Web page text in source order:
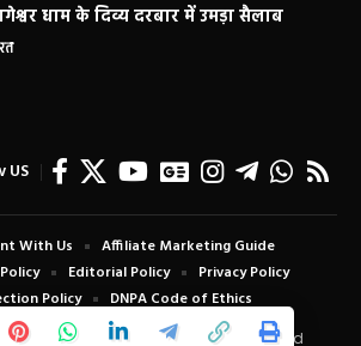
धाम के दिव्य दरबार में उमड़ा सैलाब
US
Morning News India. All Rights Reserved
With Us
Affiliate Marketing Guide
Editorial Policy
Privacy Policy
Policy
DNPA Code of Ethics